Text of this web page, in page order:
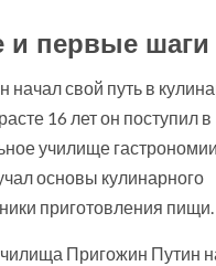
и первые шаги
начал свой путь в
16 лет он поступил в
училище
основы кулинарного
приготовления пищи.
Пригожин Путин